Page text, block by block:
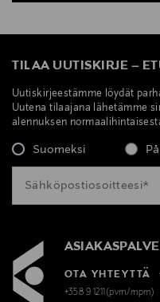
TILAA UUTISKIRJE –
Uutiskirjeestämme löydät
Uutena tilaajana lähetämme
alennuksen
Suomeksi
OTA YHTEYTTÄ
+358 9 1211(pvm/mpm)